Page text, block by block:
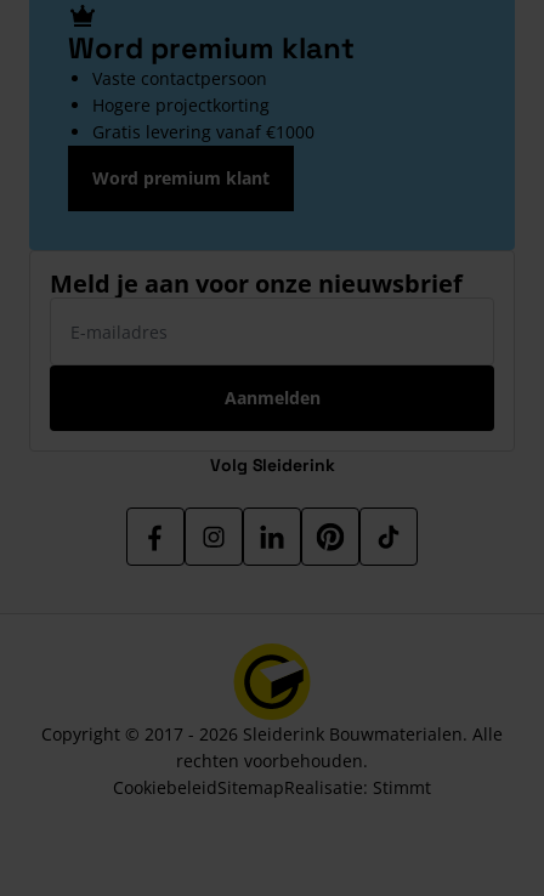
Word premium klant
Vaste contactpersoon
Hogere projectkorting
Gratis levering vanaf €1000
Word premium klant
Meld je aan voor onze nieuwsbrief
Aanmelden
Volg Sleiderink
Copyright © 2017 - 2026 Sleiderink Bouwmaterialen. Alle
rechten voorbehouden.
CookiebeleidSitemapRealisatie: Stimmt